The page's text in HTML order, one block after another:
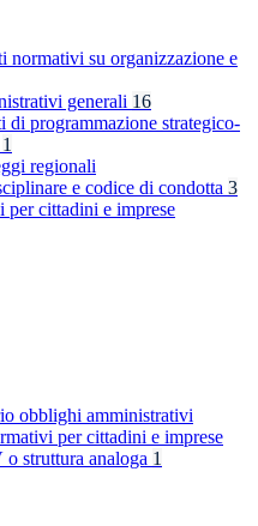
normativi su organizzazione e
generali 16
di programmazione strategico-
1
regionali
e codice di condotta 3
cittadini e imprese
obblighi amministrativi
per cittadini e imprese
struttura analoga 1